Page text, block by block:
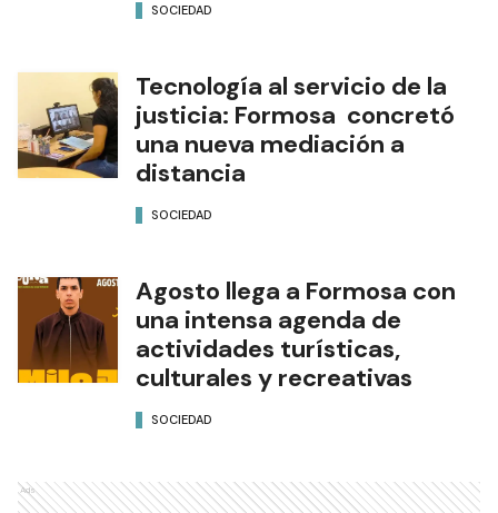
SOCIEDAD
Tecnología al servicio de la
justicia: Formosa concretó
una nueva mediación a
distancia
SOCIEDAD
Agosto llega a Formosa con
una intensa agenda de
actividades turísticas,
culturales y recreativas
SOCIEDAD
Ads